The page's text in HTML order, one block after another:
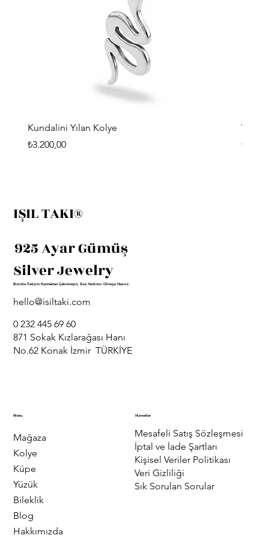
Kundalini Yılan Kolye
Fiyat
₺3.200,00
Fiyat
IŞIL TAKI®
925 Ayar Gümüş
Silver Jewelry
Bizimle İletişim Kurmaktan Çekinmeyin, Size Yardımcı Olmaya Hazırız.
hello@isiltaki.com
0 232 445 69 60
871 Sokak Kızlarağası Hanı
No.62 Konak İzmir TÜRKİYE
Menu
Mağaza
Kolye
Küpe
Yüzük
Bileklik
Blog
Hakkımızda
Hizmetler
Mesafeli Satış Sözleşmesi
İptal ve İade Şartları
Kişisel Veriler Politikası
Veri Gizliliği
Sık Sorulan Sorular